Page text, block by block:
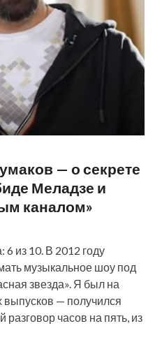
— о секрете
Меладзе и
каналом»
6 из 10. В 2012 году
музыкальное шоу под
звезда». Я был на
выпусков — получился
часов на пять, из